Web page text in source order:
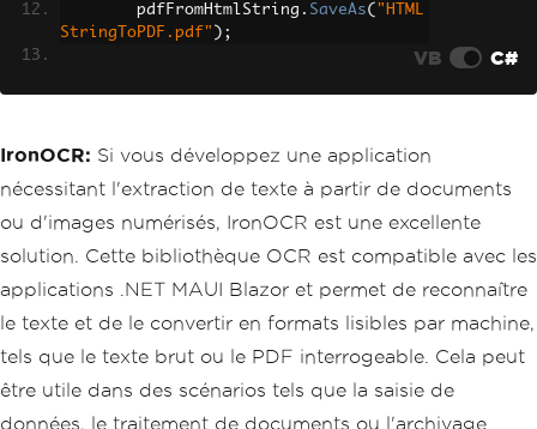
        pdfFromHtmlString
. SaveAs( "HTML
StringToPDF.pdf" );
h to your HTML file
pdfFromHtmlFile
rendere
r.RenderHtmlFileAsPdf(htmlFilePath);
        pdfFromHtmlFile
.SaveAs ("HTMLFi
leToPDF.pdf"
// 3. Convert URL to PDF
m";
// Specify the URL
var pdfFromUrl = renderer.Rend
        pdfFromUrl
.SaveAs( "URLToPDF.pd
f" );
VB C#
IronOCR: Si vous développez une application
nécessitant l'extraction de texte à partir de documents
ou d'images numérisés, IronOCR est une excellente
solution. Cette bibliothèque OCR est compatible avec les
applications .NET MAUI Blazor et permet de reconnaître
le texte et de le convertir en formats lisibles par machine,
tels que le texte brut ou le PDF interrogeable. Cela peut
être utile dans des scénarios tels que la saisie de
données, le traitement de documents ou l'archivage